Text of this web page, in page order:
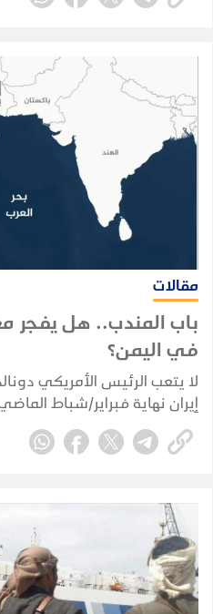
مقالات
باب المندب.. هل يفجر
في اليمن؟
لا يتعب الرئيس الأمريكي
إيران نهاية فبراير/شباط
دون كلل أو ملل رغم ملل